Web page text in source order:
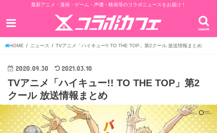
最新アニメ・漫画・ゲーム・声優・映画等のコラボニュースをお届け！
search
HOME ニュース TVアニメ「ハイキュー!! TO THE TOP」第2クール 放送情報まとめ
2020.09.30 2021.03.10
TVアニメ「ハイキュー!! TO THE TOP」第2
クール 放送情報まとめ